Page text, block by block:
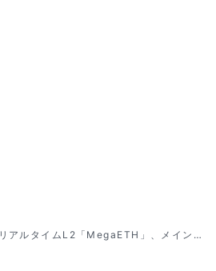
リアルタイムL2「MegaETH」、メイン